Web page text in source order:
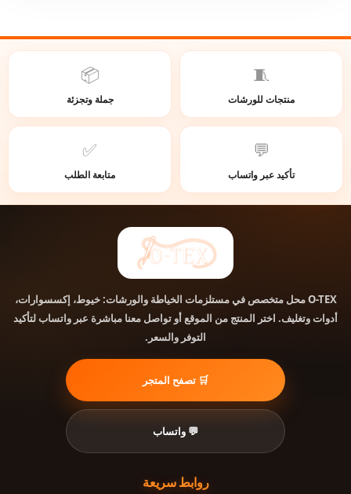
🧵
منتجات للورشات
📦
جملة وتجزئة
💬
تأكيد عبر واتساب
✅
متابعة الطلب
O-TEXمحل متخصص في مستلزمات الخياطة والورشات: خيوط، إكسسوارات،
أدوات وتغليف. اختر المنتج من الموقع أو تواصل معنا مباشرة عبر واتساب لتأكيد
التوفر والسعر.
🛒 تصفح المتجر
💬 واتساب
روابط سريعة